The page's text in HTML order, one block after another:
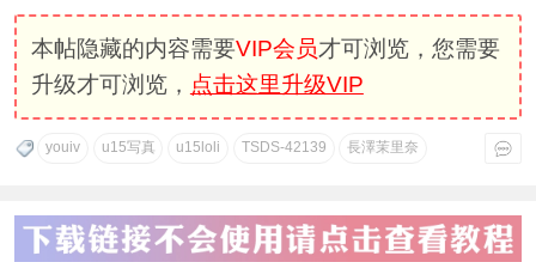
本帖隐藏的内容需要VIP会员才可浏览，您需要
升级才可浏览， 点击这里升级VIP
youiv u15写真 u15loli TSDS-42139 長澤茉里奈